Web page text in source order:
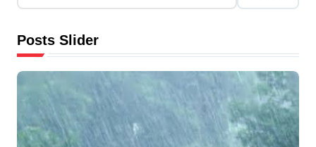
Posts Slider